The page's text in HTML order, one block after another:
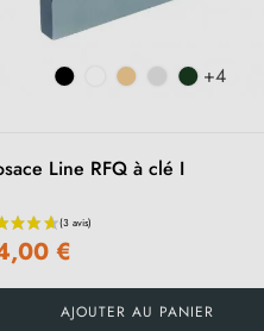
+4
Line RFQ à clé I
€
AJOUTER AU PANIER